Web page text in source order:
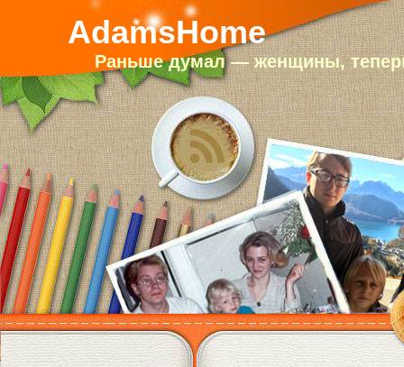
AdamsHome
Раньше думал — женщины,